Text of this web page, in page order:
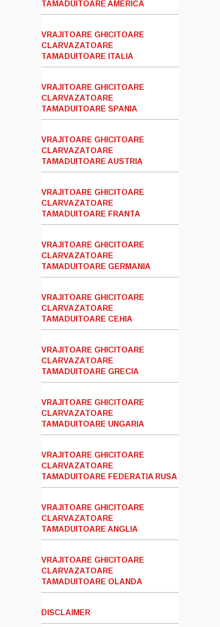
TAMADUITOARE AMERICA
VRAJITOARE GHICITOARE
CLARVAZATOARE
TAMADUITOARE ITALIA
VRAJITOARE GHICITOARE
CLARVAZATOARE
TAMADUITOARE SPANIA
VRAJITOARE GHICITOARE
CLARVAZATOARE
TAMADUITOARE AUSTRIA
VRAJITOARE GHICITOARE
CLARVAZATOARE
TAMADUITOARE FRANTA
VRAJITOARE GHICITOARE
CLARVAZATOARE
TAMADUITOARE GERMANIA
VRAJITOARE GHICITOARE
CLARVAZATOARE
TAMADUITOARE CEHIA
VRAJITOARE GHICITOARE
CLARVAZATOARE
TAMADUITOARE GRECIA
VRAJITOARE GHICITOARE
CLARVAZATOARE
TAMADUITOARE UNGARIA
VRAJITOARE GHICITOARE
CLARVAZATOARE
TAMADUITOARE FEDERATIA RUSA
VRAJITOARE GHICITOARE
CLARVAZATOARE
TAMADUITOARE ANGLIA
VRAJITOARE GHICITOARE
CLARVAZATOARE
TAMADUITOARE OLANDA
DISCLAIMER